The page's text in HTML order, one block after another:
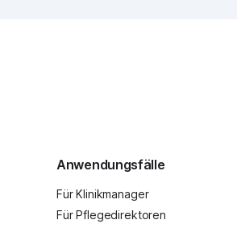
Anwendungsfälle
Für Klinikmanager
Für Pflegedirektoren